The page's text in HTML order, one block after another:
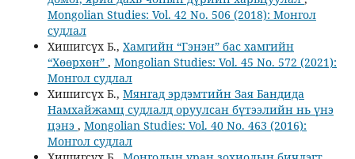
Mongolian Studies: Vol. 42 No. 506 (2018): Монгол
судлал
Хишигсүх Б., Хамгийн “Гэнэн” бас хамгийн
“Хөөрхөн” , Mongolian Studies: Vol. 45 No. 572 (2021):
Монгол судлал
Хишигсүх Б., Мянгад эрдэмтийн Зая Бандида
Намхайжамц судлалд оруулсан бүтээлийн нь үнэ
цэнэ , Mongolian Studies: Vol. 40 No. 463 (2016):
Монгол судлал